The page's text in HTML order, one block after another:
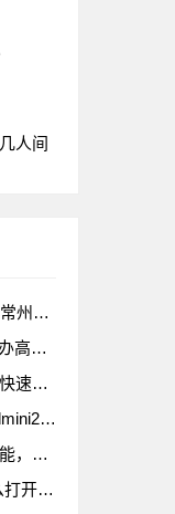
人间
排名
多少
方法
能用吗
列
的方法